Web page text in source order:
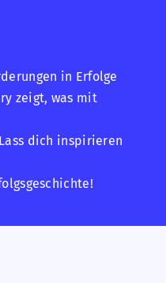
in Erfolge
zeigt, was mit
dich inspirieren